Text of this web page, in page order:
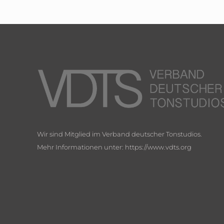
Wir sind Mitglied im Verband deutscher Tonstudios.
Mehr Informationen unter: https://www.vdts.org